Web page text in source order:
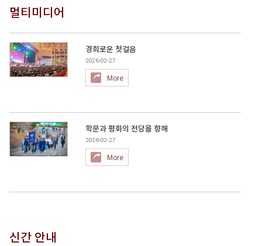
멀티미디어
경희로운 첫걸음
2026-02-27
More
학문과 평화의 전당을 향해
2026-02-27
More
신간 안내